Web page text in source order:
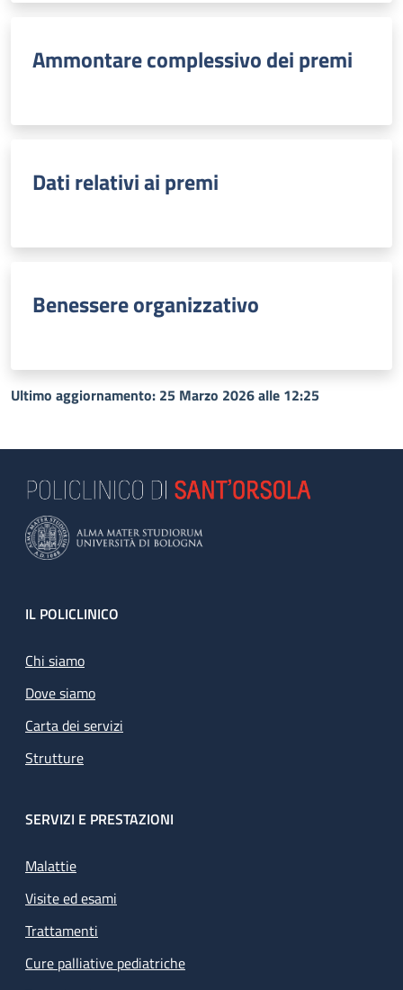
Ammontare complessivo dei premi
Dati relativi ai premi
Benessere organizzativo
Ultimo aggiornamento: 25 Marzo 2026 alle 12:25
Footer
IL POLICLINICO
Chi siamo
Dove siamo
Carta dei servizi
Strutture
SERVIZI E PRESTAZIONI
Malattie
Visite ed esami
Trattamenti
Cure palliative pediatriche